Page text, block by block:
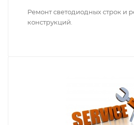
Ремонт светодиодных строк и
конструкций.